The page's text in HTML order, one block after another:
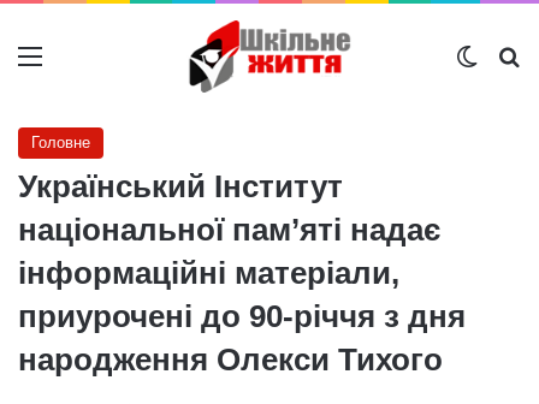
Меню
Головне
Український Інститут
національної пам’яті надає
інформаційні матеріали,
приурочені до 90-річчя з дня
народження Олекси Тихого